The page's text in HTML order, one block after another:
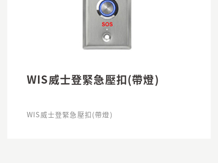
WIS威士登緊急壓扣(帶燈)
WIS威士登緊急壓扣(帶燈)